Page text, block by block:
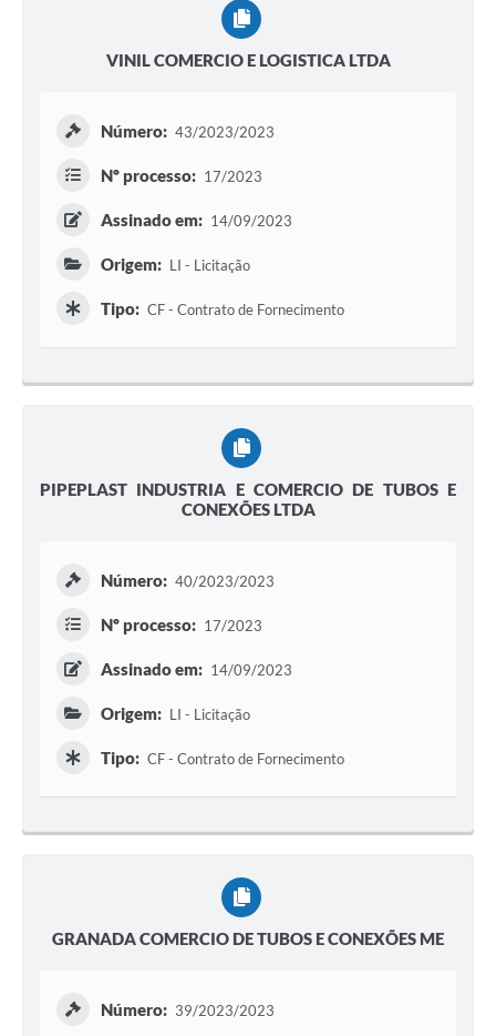
VINIL COMERCIO E LOGISTICA LTDA
Número: 43/2023/2023
Nº processo: 17/2023
Assinado em: 14/09/2023
Origem: LI - Licitação
Tipo: CF - Contrato de Fornecimento
PIPEPLAST INDUSTRIA E COMERCIO DE TUBOS E
CONEXÕES LTDA
Número: 40/2023/2023
Nº processo: 17/2023
Assinado em: 14/09/2023
Origem: LI - Licitação
Tipo: CF - Contrato de Fornecimento
GRANADA COMERCIO DE TUBOS E CONEXÕES ME
Número: 39/2023/2023